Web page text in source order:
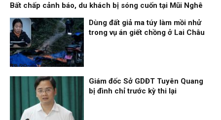
Bất chấp cảnh báo, du khách bị sóng cuốn tại Mũi Nghê
Thời sự
10/08/26, 08:38
Dùng đất giả ma túy làm mồi nhử
trong vụ án giết chồng ở Lai Châu
Giám đốc Sở GDĐT Tuyên Quang
bị đình chỉ trước kỳ thi lại